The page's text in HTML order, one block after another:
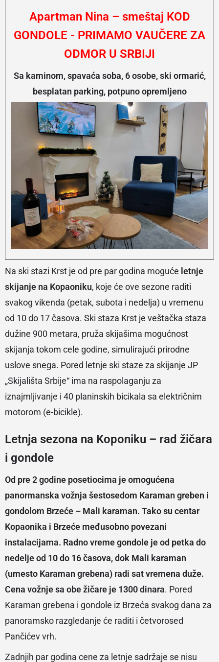
Apartman Nina – smeštaj KOD
GONDOLE - PRIMAMO VAUČERE ZA
ODMOR U SRBIJI
Sa kaminom, spavaća soba, 6 osobe, ski ormarić,
besplatan parking, potpuno opremljeno
Na ski stazi Krst je od pre par godina moguće letnje
skijanje na Kopaoniku, koje će ove sezone raditi
svakog vikenda (petak, subota i nedelja) u vremenu
od 10 do 17 časova. Ski staza Krst je veštačka staza
dužine 900 metara, pruža skijašima mogućnost
skijanja tokom cele godine, simulirajući prirodne
uslove snega. Pored letnje ski staze za skijanje JP
„Skijališta Srbije“ ima na raspolaganju za
iznajmljivanje i 40 planinskih bicikala sa električnim
motorom (e-bicikle).
Letnja sezona na Koponiku – rad žičara
i gondole
Od pre 2 godine posetiocima je omogućena
panormanska vožnja šestosedom Karaman greben i
gondolom Brzeće – Mali karaman. Tako su centar
Kopaonika i Brzeće međusobno povezani
instalacijama. Radno vreme gondole je od petka do
nedelje od 10 do 16 časova, dok Mali karaman
(umesto Karaman grebena) radi sat vremena duže.
Cena vožnje sa obe žičare je 1300 dinara. Pored
Karaman grebena i gondole iz Brzeća svakog dana za
panoramsko razgledanje će raditi i četvorosed
Pančićev vrh.
Zadnjih par godina cene za letnje sadržaje se nisu